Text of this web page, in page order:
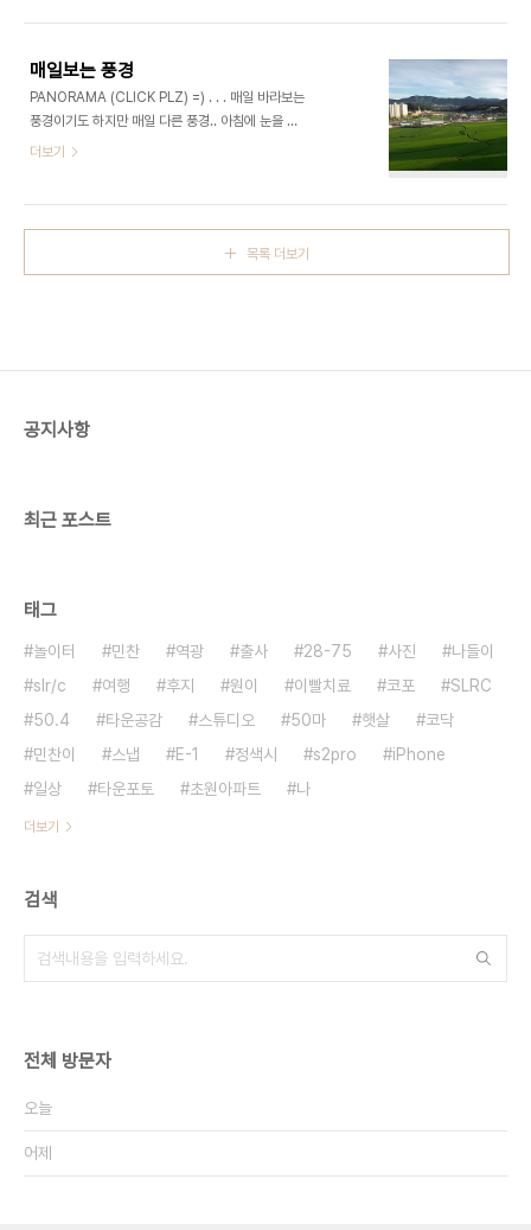
들.. 뭐...나도 오랫만에 참 즐거웠던 시간이다. . . . #
4 쩜프쩜프~ 단체사진때 쩜프샷 만큼 다이나믹하고
재밌는 사진도 없는것 같다 ^^ . . . # 5 민찬이가 나
이가 조금씩...아니 한달 두달 커가면서 좋아하는 놀
거리가 달라지는것 같다~ 벌써 연 날리는걸 좋아할
이가 무슨 상관이겠냐 만은.. 행복한 미소를 담는..
매일보는 풍경
PANORAMA (CLICK PLZ) =) . . . 매일 바라보는
풍경이기도 하지만 매일 다른 풍경.. 아침에 눈을 떳
을때 하늘이 보인다는 것은 생각보다 기분좋은 일..
더보기
목록 더보기
공지사항
최근 포스트
태그
놀이터 민찬 역광 출사 28-75 사진
나들이
slr/c
여행 후지 원이 이빨치료 코포
SLRC
50.4
타운공감 스튜디오 50마 햇살
코닥
민찬이
스냅 E-1 정색시 s2pro
iPhone
일상
타운포토 초원아파트 나
더보기
검색
전체 방문자
오늘
어제